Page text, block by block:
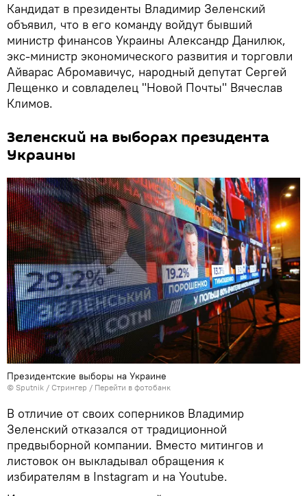
Кандидат в президенты Владимир Зеленский
объявил, что в его команду войдут бывший
министр финансов Украины Александр Данилюк,
экс-министр экономического развития и торговли
Айварас Абромавичус, народный депутат Сергей
Лещенко и совладелец "Новой Почты" Вячеслав
Климов.
Зеленский на выборах президента
Украины
Президентские выборы на Украине
© Sputnik / Стрингер / Перейти в фотобанк
В отличие от своих соперников Владимир
Зеленский отказался от традиционной
предвыборной компании. Вместо митингов и
листовок он выкладывал обращения к
избирателям в Instagram и на Youtube.